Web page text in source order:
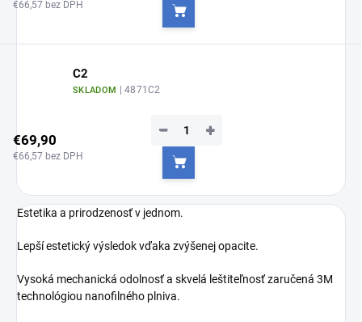
€66,57 bez DPH
Do košíka
C2
SKLADOM | 4871C2
€69,90
€66,57 bez DPH
+
−
Do košíka
Estetika a prirodzenosť v jednom.
Lepší estetický výsledok vďaka zvýšenej opacite.
Vysoká mechanická odolnosť a skvelá leštiteľnosť zaručená 3M
technológiou nanofilného plniva.